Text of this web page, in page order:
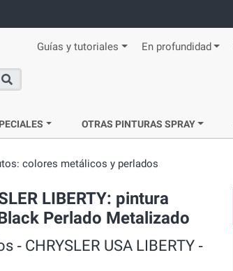
Guías y tutoriales En profundidad
Buscar
OTRAS PINTURAS SPRAY
colores metálicos y perlados
LIBERTY: pintura
Perlado Metalizado
CHRYSLER USA LIBERTY ‐